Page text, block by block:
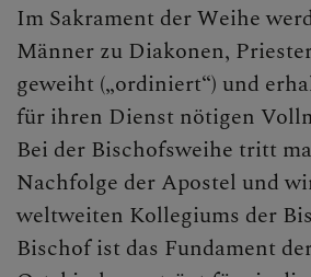
Im Sakrament der Weihe
Männer zu Diakonen,
geweiht („ordiniert“) und
für ihren Dienst nötigen
Bei der Bischofsweihe tritt
Nachfolge der Apostel und
weltweiten Kollegiums der
Bischof ist das Fundament